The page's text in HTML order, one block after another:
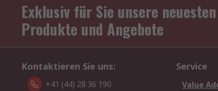
Exklusiv für Sie unsere neuesten
Produkte und Angebote
Kontaktieren Sie uns:
+41 (44) 28 36 190
Service
Value